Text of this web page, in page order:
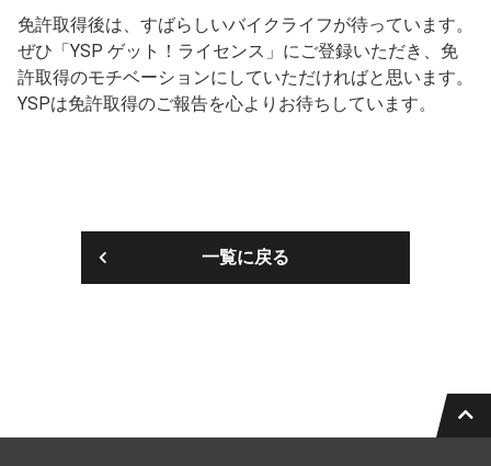
免許取得後は、すばらしいバイクライフが待っています。
ぜひ「YSP ゲット！ライセンス」にご登録いただき、免
許取得のモチベーションにしていただければと思います。
YSPは免許取得のご報告を心よりお待ちしています。
一覧に戻る